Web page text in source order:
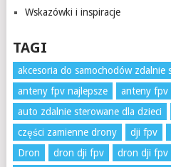
Wskazówki i inspiracje
TAGI
akcesoria do samochodów zdalnie
anteny fpv najlepsze
anteny fpv
auto zdalnie sterowane dla dzieci
części zamienne drony
dji fpv
Dron
dron dji fpv
dron dji fpv